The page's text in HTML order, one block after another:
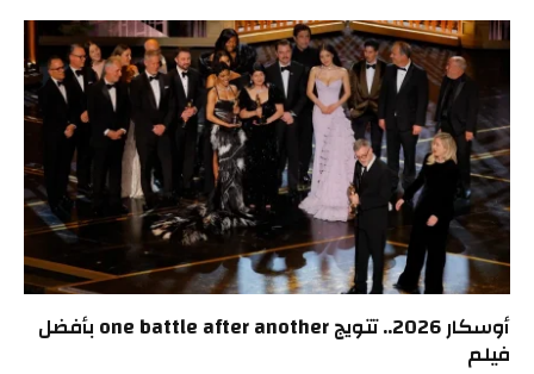
أوسكار 2026.. تتويج one battle after another بأفضل
فيلم